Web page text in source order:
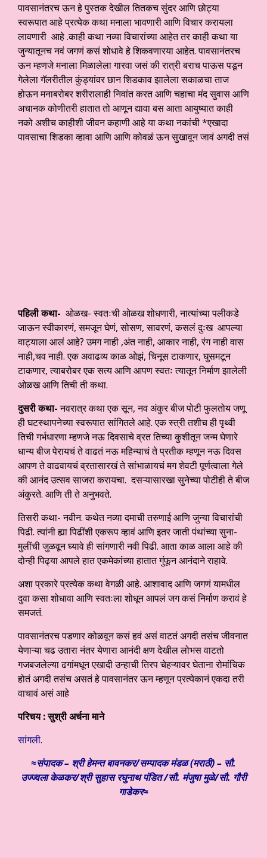
पावसानंतरच ऊन हे पुस्तक देखील तितकच सुंदर आणि छोट्या
स्वरूपात आहे प्रत्येक कथा मनाला भावणारी आणि विचार करायला
लावणारी आहे .काही कथा नव्या विचारांच्या आहेत तर काही कथा या
जुन्यातूनच नवं जगणं कसं शोधावे हे शिकवणारया आहेत. पावसानंतरच
ऊन म्हणजे मनाला मिळालेला गारवा जसं की रात्री बराच पाऊस पडून
गेलेला गॅलरीतील कुंड्यांवर छान शिडकाव झालेला सकाळचा ताज
होऊन मनाबरोबर शरीरालाही निवांत करत आणि चहाचा मंद सुवास आणि
अचानक कोणीतरी हातात तो आणून द्यावा बस आता आयुष्यात काही
नको अशीच काहीशी जीवन कहाणी आहे या कथा नकांची *एखादा
पावसाचा शिडका व्हावा आणि आणि कोवळं ऊन सुखावून जावं अगदी तसं
पहिली कथा- ओळख- स्वतःची ओळख शोधणारी, नात्यांच्या पलीकडे
जाऊन स्वीकारणं, समजून घेणं, सोसण, सावरणं, कसलं दुःख आपल्या
वाट्याला आलं आहे? उमग नाही ,अंत नाही, आकार नाही, रंग नाही वास
नाही,चव नाही. एक अवाढव्य काळ ओझं, चिनूस टाकणार, घुसमटून
टाकणार, त्याबरोबर एक सत्य आणि आपण स्वतः त्यातून निर्माण झालेली
ओळख आणि तिची ती कथा.
दुसरी कथा-नवरात्र कथा एक सून, नव अंकुर बीज पोटी फुलतोय जणू
ही घटस्थापनेच्या स्वरूपात सांगितले आहे. एक स्त्री तशीच ही पृथ्वी
तिची गर्भधारणा म्हणजे नऊ दिवसाचे व्रत तिच्या कुशीतून जन्म घेणारे
धान्य बीज पेरायचं ते वाढतं नऊ महिन्याचं ते प्रतीक म्हणून नऊ दिवस
आपण ते वाढवायचं व्रतासारखं ते सांभाळायचं मग शेवटी पूर्णत्वाला गेले
की आनंद उत्सव साजरा करायचा. दसऱ्यासारखा सुनेच्या पोटीही ते बीज
अंकुरते. आणि ती ते अनुभवते.
तिसरी कथा- नवीन. कथेत नव्या दमाची तरुणाई आणि जुन्या विचारांची
पिढी. त्यांनी ह्या पिढींशी एकरूप व्हावं आणि इतर जाती पंथांच्या सुना-
मुलींची जुळवून घ्यावे ही सांगणारी नवी पिढी. आता काळ आला आहे की
दोन्ही पिढ्या आपले हात एकमेकांच्या हातात गुंफून आनंदाने राहावे.
अशा प्रकारे प्रत्येक कथा वेगळी आहे. आशावाद आणि जगणं यामधील
दुवा कसा शोधावा आणि स्वतःला शोधून आपलं जग कसं निर्माण करावं हे
समजतं.
पावसानंतरच पडणार कोळवून कसं हवं असं वाटतं अगदी तसंच जीवनात
येणाऱ्या चढ उतारा नंतर येणारा आनंदी क्षण देखील लोभस वाटतो
गजबजलेल्या ढगांमधून एखादी उन्हाची तिरप चेहऱ्यावर घेताना रोमांचिक
होतं अगदी तसंच असतं हे पावसानंतर ऊन म्हणून प्रत्येकानं एकदा तरी
वाचावं असं आहे
परिचय : सुश्री अर्चना माने
सांगली.
≈संपादक – श्री हेमन्त बावनकर/सम्पादक मंडळ (मराठी) – सौ.
उज्ज्वला केळकर/श्री सुहास रघुनाथ पंडित /सौ. मंजुषा मुळे/सौ. गौरी
गाडेकर≈